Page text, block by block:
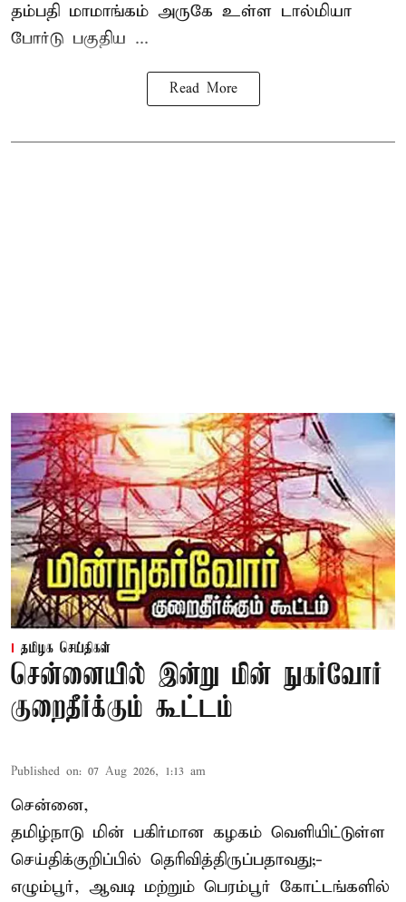
தம்பதி மாமாங்கம் அருகே உள்ள டால்மியா
போர்டு பகுதிய ...
Read More
தமிழக செய்திகள்
சென்னையில் இன்று மின் நுகர்வோர்
குறைதீர்க்கும் கூட்டம்
Published on: 07 Aug 2026, 1:13 am
சென்னை,
தமிழ்நாடு மின் பகிர்மான கழகம் வெளியிட்டுள்ள
செய்திக்குறிப்பில் தெரிவித்திருப்பதாவது;-
எழும்பூர், ஆவடி மற்றும் பெரம்பூர் கோட்டங்களில்